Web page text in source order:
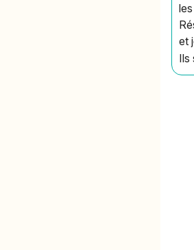
et
Ils